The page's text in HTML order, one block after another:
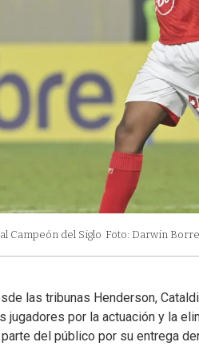
Campeón del Siglo Foto: Darwin
las tribunas Henderson,
jugadores por la actuación y la
del público por su entrega